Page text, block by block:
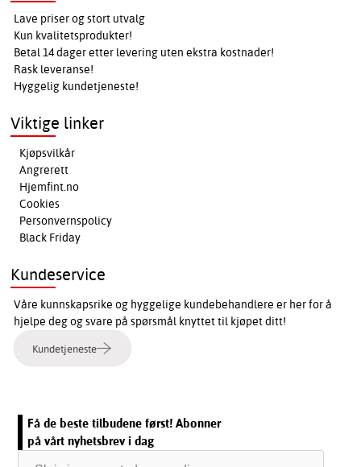
Lave priser og stort utvalg
Kun kvalitetsprodukter!
Betal 14 dager etter levering uten ekstra kostnader!
Rask leveranse!
Hyggelig kundetjeneste!
Viktige linker
Kjøpsvilkår
Angrerett
Hjemfint.no
Cookies
Personvernspolicy
Black Friday
Kundeservice
Våre kunnskapsrike og hyggelige kundebehandlere er her for å
hjelpe deg og svare på spørsmål knyttet til kjøpet ditt!
Kundetjeneste
Få de beste tilbudene først! Abonner
på vårt nyhetsbrev i dag